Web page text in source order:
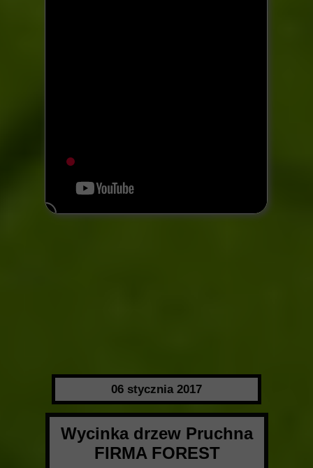
06 stycznia 2017
Wycinka drzew Pruchna
FIRMA FOREST